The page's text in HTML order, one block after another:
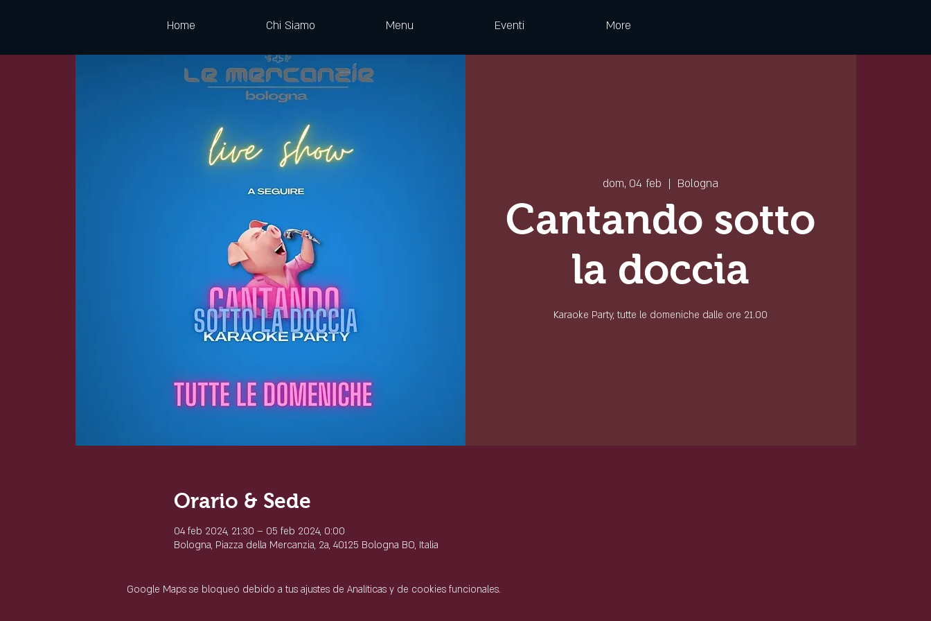
Home Chi Siamo Menu Eventi More
dom, 04 feb
  |
Bologna
Cantando sotto
la doccia
Karaoke Party, tutte le domeniche dalle ore 21.00
Orario & Sede
04 feb 2024, 21:30 – 05 feb 2024, 0:00
Bologna, Piazza della Mercanzia, 2a, 40125 Bologna BO, Italia
Google Maps se bloqueó debido a tus ajustes de Analíticas y de cookies funcionales.